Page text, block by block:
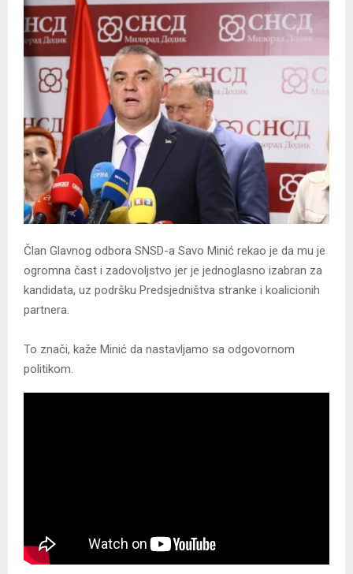
Član Glavnog odbora SNSD-a Savo Minić rekao je da mu je
ogromna čast i zadovoljstvo jer je jednoglasno izabran za
kandidata, uz podršku Predsjedništva stranke i koalicionih
partnera.
To znači, kaže Minić da nastavljamo sa odgovornom
politikom.